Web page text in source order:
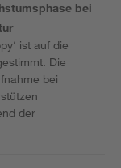
bei
ist auf die
Die
bei
der